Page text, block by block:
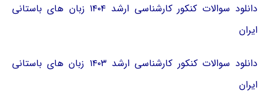
دانلود سوالات کنکور کارشناسی ارشد ۱۴۰۴ زبان های باستانی
ایران
دانلود سوالات کنکور کارشناسی ارشد ۱۴۰۳ زبان های باستانی
ایران